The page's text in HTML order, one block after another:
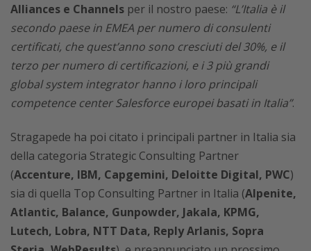
Alliances e Channels per il nostro paese: “L’Italia è il
secondo paese in EMEA per numero di consulenti
certificati, che quest’anno sono cresciuti del 30%, e il
terzo per numero di certificazioni, e i 3 più grandi
global system integrator hanno i loro principali
competence center Salesforce europei basati in Italia”.
Stragapede ha poi citato i principali partner in Italia sia
della categoria Strategic Consulting Partner
(Accenture, IBM, Capgemini, Deloitte Digital, PWC)
sia di quella Top Consulting Partner in Italia (Alpenite,
Atlantic, Balance, Gunpowder, Jakala, KPMG,
Lutech, Lobra, NTT Data, Reply Arlanis, Sopra